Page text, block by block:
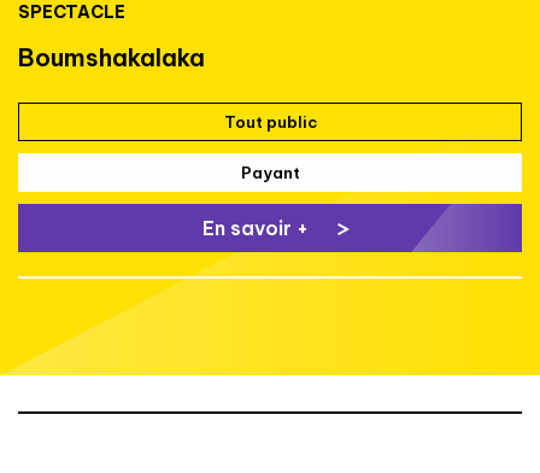
SPECTACLE
Boumshakalaka
Tout public
Payant
En savoir +